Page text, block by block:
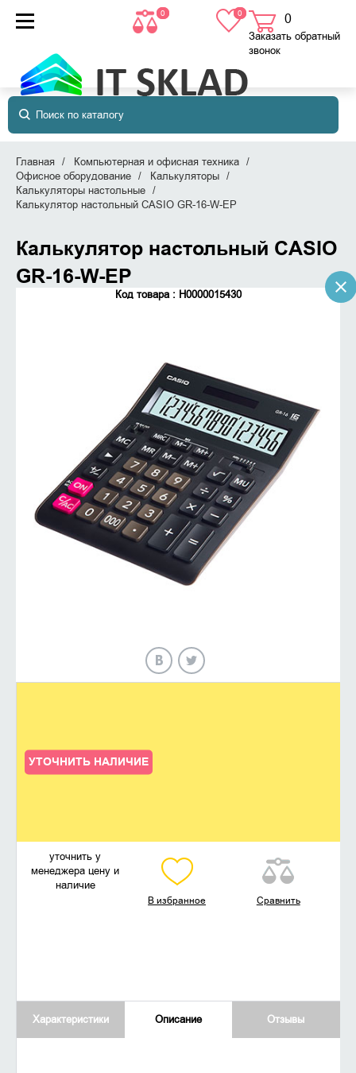
0 0 0
в корзине
Заказать обратный
звонок
Главная
Компьютерная и офисная техника
Офисное оборудование
Калькуляторы
Калькуляторы настольные
Калькулятор настольный CASIO GR-16-W-EP
Калькулятор настольный CASIO
GR-16-W-EP
Код товара : Н0000015430
УТОЧНИТЬ НАЛИЧИЕ
уточнить у
менеджера цену и
наличие
В избранное Сравнить
Характеристики Описание Отзывы